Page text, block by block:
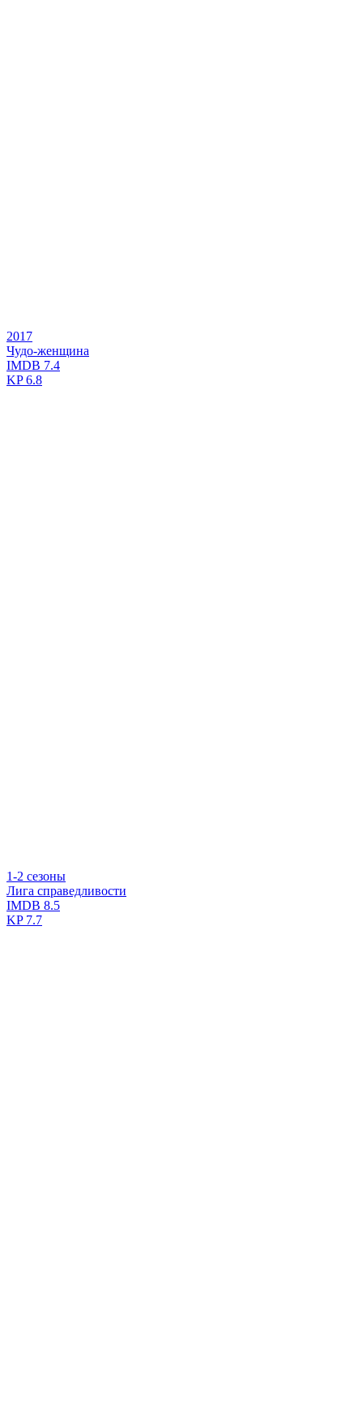
2017
Чудо-женщина
IMDB 7.4
KP6.8
1-2 сезоны
Лига справедливости
IMDB 8.5
KP7.7